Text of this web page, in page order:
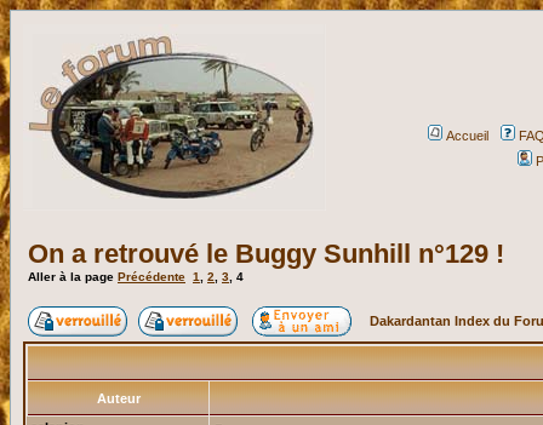
Accueil
On a retrouvé le Buggy Sunhill n°129 !
Aller à la page Précédente 1 2 3 4
Dakardantan Index du
Auteur